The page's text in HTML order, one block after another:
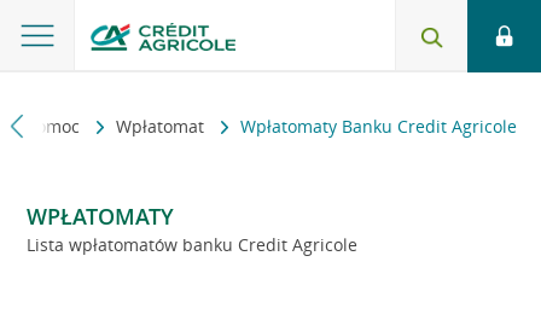
i pomoc Wpłatomat Wpłatomaty Banku Credit Agricole
WPŁATOMATY
Lista wpłatomatów banku Credit Agricole